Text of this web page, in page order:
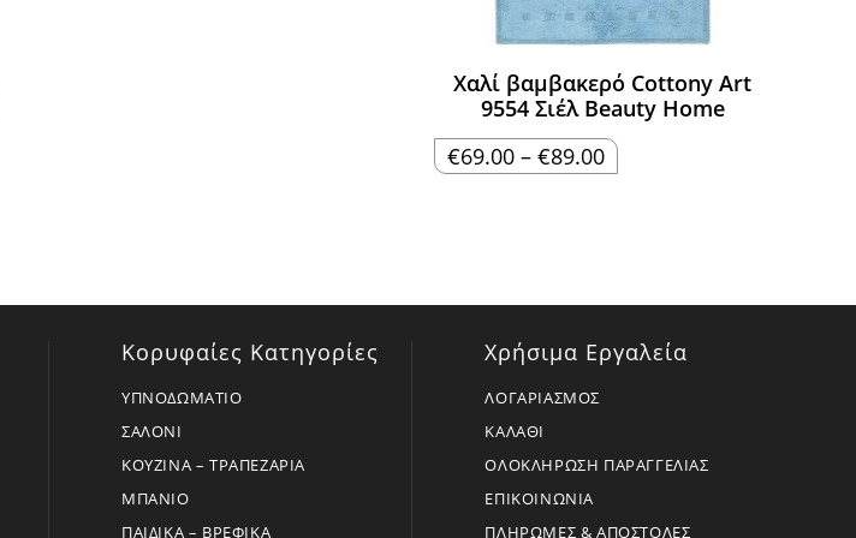
Χαλί βαμβακερό Cottony Art
9554 Σιέλ Beauty Home
€69.00 – €89.00Price
range:
Κορυφαίες Κατηγορίες
ΥΠΝΟΔΩΜΑΤΙΟ
ΣΑΛΟΝΙ
ΚΟΥΖΙΝΑ – ΤΡΑΠΕΖΑΡΙΑ
ΜΠΑΝΙΟ
ΠΑΙΔΙΚΑ – ΒΡΕΦΙΚΑ
Χρήσιμα Εργαλεία
ΛΟΓΑΡΙΑΣΜΟΣ
ΚΑΛΑΘΙ
ΟΛΟΚΛΗΡΩΣΗ ΠΑΡΑΓΓΕΛΙΑΣ
ΕΠΙΚΟΙΝΩΝΙΑ
ΠΛΗΡΩΜΕΣ & ΑΠΟΣΤΟΛΕΣ